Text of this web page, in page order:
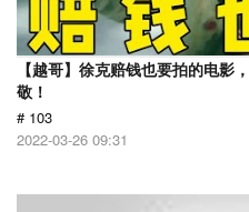
【越哥】徐克赔钱也要拍的电影
敬！
# 103
2022-03-26 09:31